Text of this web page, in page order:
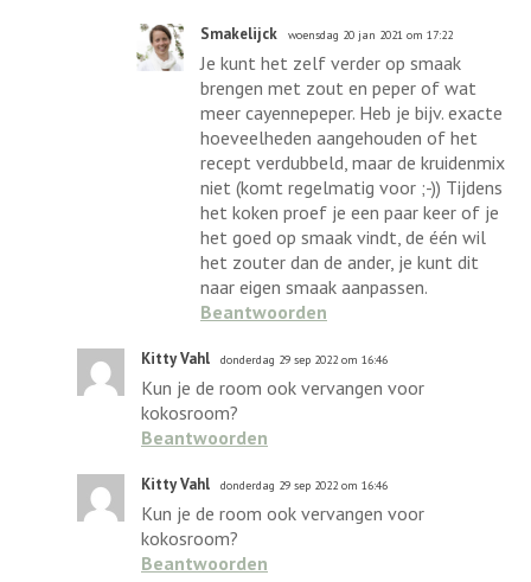
Smakelijck woensdag 20 jan 2021 om 17:22
Je kunt het zelf verder op smaak
brengen met zout en peper of wat
meer cayennepeper. Heb je bijv. exacte
hoeveelheden aangehouden of het
recept verdubbeld, maar de kruidenmix
niet (komt regelmatig voor ;-)) Tijdens
het koken proef je een paar keer of je
het goed op smaak vindt, de één wil
het zouter dan de ander, je kunt dit
naar eigen smaak aanpassen.
Beantwoorden
Kitty Vahl donderdag 29 sep 2022 om 16:46
Kun je de room ook vervangen voor
kokosroom?
Beantwoorden
Kitty Vahl donderdag 29 sep 2022 om 16:46
Kun je de room ook vervangen voor
kokosroom?
Beantwoorden